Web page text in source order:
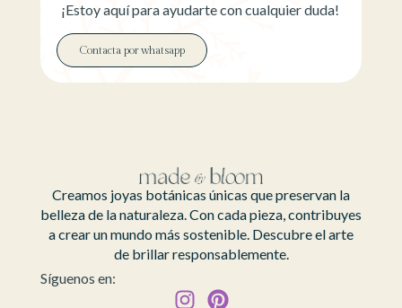
¡Estoy aquí para ayudarte con cualquier duda!
Contacta por whatsapp
Creamos joyas botánicas únicas que preservan la
belleza de la naturaleza. Con cada pieza, contribuyes
a crear un mundo más sostenible. Descubre el arte
de brillar responsablemente.
Síguenos en: